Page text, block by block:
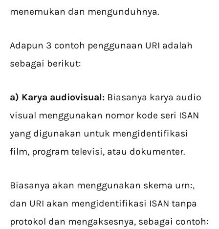
menemukan dan mengunduhnya.
Adapun 3 contoh penggunaan URI adalah
sebagai berikut:
a) Karya audiovisual: Biasanya karya audio
visual menggunakan nomor kode seri ISAN
yang digunakan untuk mengidentifikasi
film, program televisi, atau dokumenter.
Biasanya akan menggunakan skema urn:,
dan URI akan mengidentifikasi ISAN tanpa
protokol dan mengaksesnya, sebagai contoh: